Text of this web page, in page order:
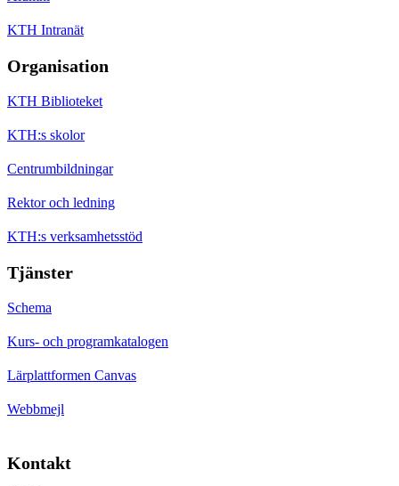
KTH Intranät
Organisation
KTH Biblioteket
KTH:s skolor
Centrumbildningar
Rektor och ledning
KTH:s verksamhetsstöd
Tjänster
Schema
Kurs- och programkatalogen
Lärplattformen Canvas
Webbmejl
Kontakt